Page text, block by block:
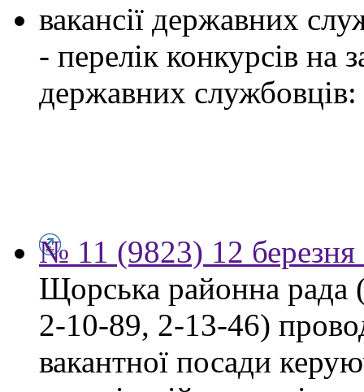
вакансії державних
- перелік конкурсів на
державних службовців:
№ 11 (9823) 12 березня
Щорська районна рада
2-10-89, 2-13-46)
вакантної посади